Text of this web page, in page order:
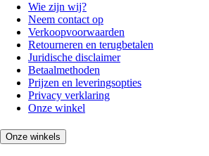
Wie zijn wij?
Neem contact op
Verkoopvoorwaarden
Retourneren en terugbetalen
Juridische disclaimer
Betaalmethoden
Prijzen en leveringsopties
Privacy verklaring
Onze winkel
Onze winkels